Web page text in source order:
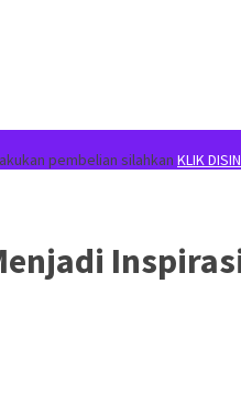
pembelian silahkan KLIK